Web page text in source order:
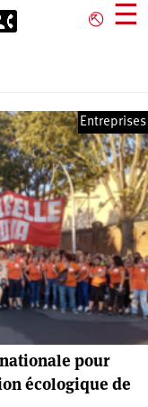
⎋ ☰
Entreprises
pour
écologique de